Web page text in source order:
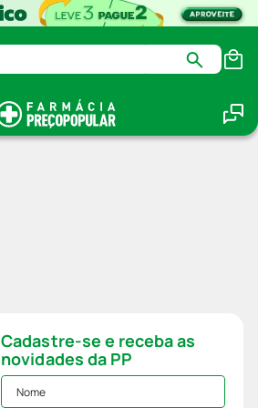
Cadastre-se e receba as
novidades da PP